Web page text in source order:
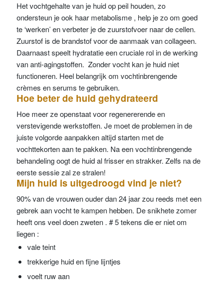
Het vochtgehalte van je huid op peil houden, zo
ondersteun je ook haar metabolisme , help je zo om goed
te ‘werken’ en verbeter je de zuurstofvoer naar de cellen.
Zuurstof is de brandstof voor de aanmaak van collageen.
Daarnaast speelt hydratatie een cruciale rol in de werking
van anti-agingstoffen. Zonder vocht kan je huid niet
functioneren. Heel belangrijk om vochtinbrengende
crèmes en serums te gebruiken.
Hoe beter de huid gehydrateerd
Hoe meer ze openstaat voor regenererende en
verstevigende werkstoffen. Je moet de problemen in de
juiste volgorde aanpakken altijd starten met de
vochttekorten aan te pakken. Na een vochtinbrengende
behandeling oogt de huid al frisser en strakker. Zelfs na de
eerste sessie zal ze stralen!
Mijn huid is uitgedroogd vind je niet?
90% van de vrouwen ouder dan 24 jaar zou reeds met een
gebrek aan vocht te kampen hebben. De snikhete zomer
heeft ons veel doen zweten . # 5 tekens die er niet om
liegen :
vale teint
trekkerige huid en fijne lijntjes
voelt ruw aan